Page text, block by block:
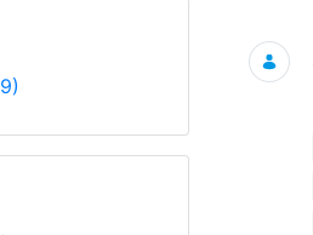
Ricerca